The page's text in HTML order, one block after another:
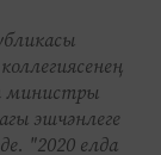
министры
эшчәнлеге
"2020 елда